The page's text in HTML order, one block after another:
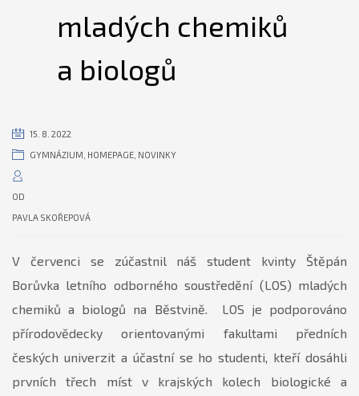
mladých chemiků
a biologů
15. 8. 2022
GYMNÁZIUM HOMEPAGE NOVINKY
OD
PAVLA SKOŘEPOVÁ
V červenci se zúčastnil náš student kvinty Štěpán
Borůvka letního odborného soustředění (LOS) mladých
chemiků a biologů na Běstvině. LOS je podporováno
přírodovědecky orientovanými fakultami předních
českých univerzit a účastní se ho studenti, kteří dosáhli
prvních třech míst v krajských kolech biologické a